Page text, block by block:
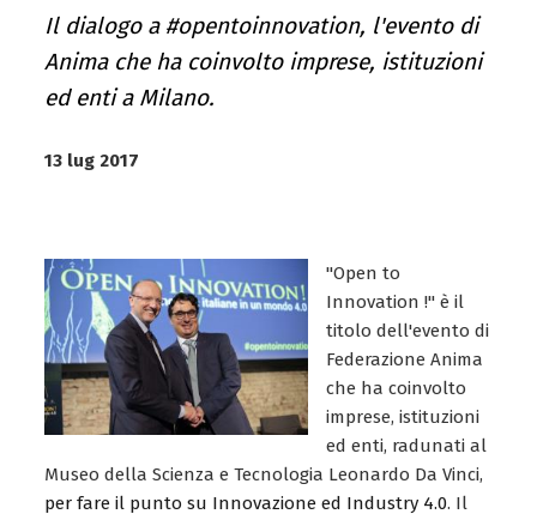
Il dialogo a #opentoinnovation, l'evento di
Anima che ha coinvolto imprese, istituzioni
ed enti a Milano.
13 lug 2017
"Open to
Innovation !" è il
titolo dell'evento di
Federazione Anima
che ha coinvolto
imprese, istituzioni
ed enti, radunati al
Museo della Scienza e Tecnologia Leonardo Da Vinci,
per fare il punto su Innovazione ed Industry 4.0. Il